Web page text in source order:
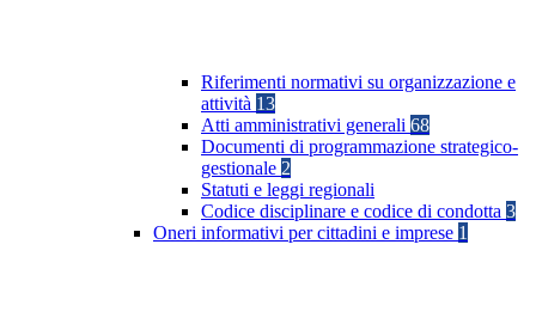
Riferimenti normativi su organizzazione e
attività 13
Atti amministrativi generali 68
Documenti di programmazione strategico-
gestionale 2
Statuti e leggi regionali
Codice disciplinare e codice di condotta 3
Oneri informativi per cittadini e imprese 1